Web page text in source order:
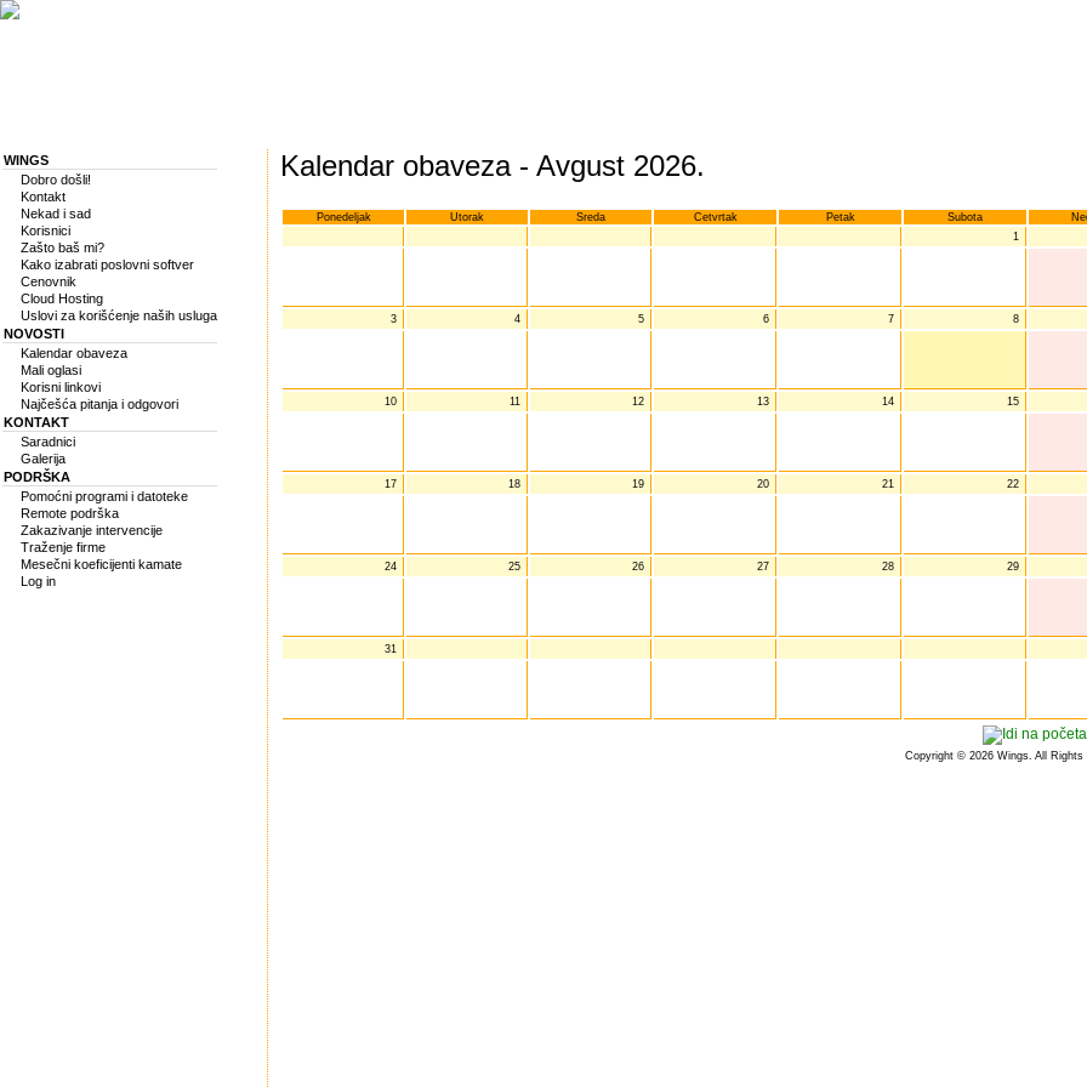
WINGS
Dobro došli!
Kontakt
Nekad i sad
Korisnici
Zašto baš mi?
Kako izabrati poslovni softver
Cenovnik
Cloud Hosting
Uslovi za korišćenje naših usluga
NOVOSTI
Kalendar obaveza
Mali oglasi
Korisni linkovi
Najčešća pitanja i odgovori
KONTAKT
Saradnici
Galerija
PODRŠKA
Pomoćni programi i datoteke
Remote podrška
Zakazivanje intervencije
Traženje firme
Mesečni koeficijenti kamate
Log in
Kalendar obaveza - Avgust 2026.
Ponedeljak Utorak Sreda Cetvrtak Petak Subota
1
3 4 5 6 7 8
10 11 12 13 14 15
17 18 19 20 21 22
24 25 26 27 28 29
31
Copyright © 2026 Wings. All Rights